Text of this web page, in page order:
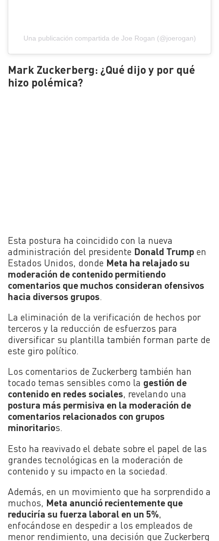
Una publicación compartida de Joe Rogan (@joerogan)
Mark Zuckerberg: ¿Qué dijo y por qué
hizo polémica?
Esta postura ha coincidido con la nueva
administración del presidente Donald Trump en
Estados Unidos, donde Meta ha relajado su
moderación de contenido permitiendo
comentarios que muchos consideran ofensivos
hacia diversos grupos.
La eliminación de la verificación de hechos por
terceros y la reducción de esfuerzos para
diversificar su plantilla también forman parte de
este giro político.
Los comentarios de Zuckerberg también han
tocado temas sensibles como la gestión de
contenido en redes sociales, revelando una
postura más permisiva en la moderación de
comentarios relacionados con grupos
minoritarios.
Esto ha reavivado el debate sobre el papel de las
grandes tecnológicas en la moderación de
contenido y su impacto en la sociedad.
Además, en un movimiento que ha sorprendido a
muchos, Meta anunció recientemente que
reduciría su fuerza laboral en un 5%,
enfocándose en despedir a los empleados de
menor rendimiento, una decisión que Zuckerberg